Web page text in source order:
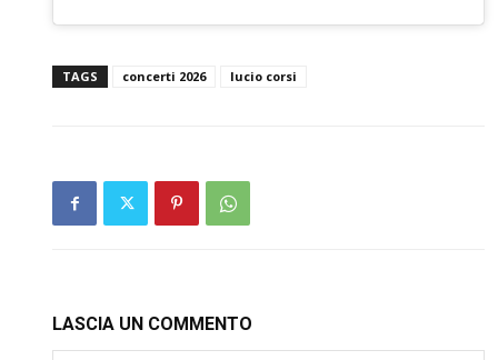
TAGS concerti 2026 lucio corsi
LASCIA UN COMMENTO